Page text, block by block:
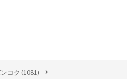
コク (1081)